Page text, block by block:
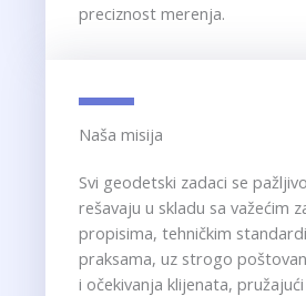
preciznost merenja.
Naša misija
Svi geodetski zadaci se
rešavaju u skladu sa važećim
propisima, tehničkim
praksama, uz strogo
i očekivanja klijenata,